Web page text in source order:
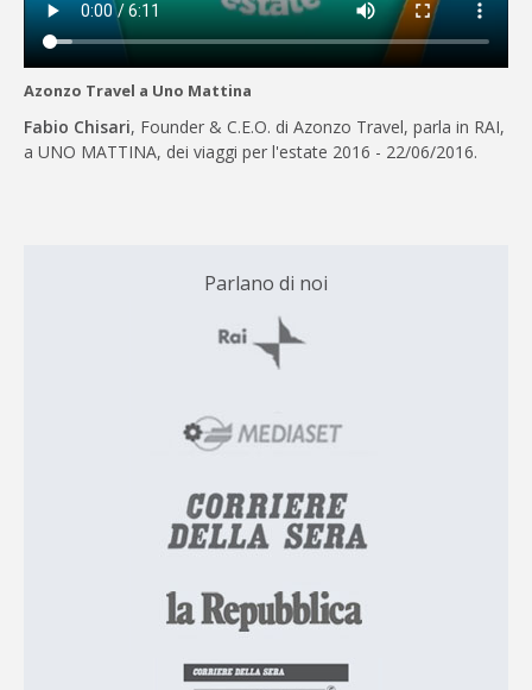
Azonzo Travel a Uno Mattina
Fabio Chisari, Founder & C.E.O. di Azonzo Travel, parla in RAI,
a UNO MATTINA, dei viaggi per l'estate 2016 - 22/06/2016.
Parlano di noi